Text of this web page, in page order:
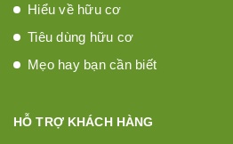
Hiểu về hữu cơ
Tiêu dùng hữu cơ
Mẹo hay bạn cần biết
HỖ TRỢ KHÁCH HÀNG